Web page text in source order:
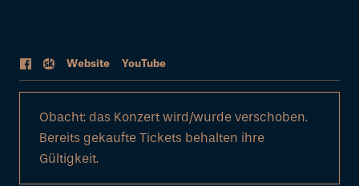
Website YouTube
Obacht: das Konzert wird/wurde verschoben.
Bereits gekaufte Tickets behalten ihre
Gültigkeit.